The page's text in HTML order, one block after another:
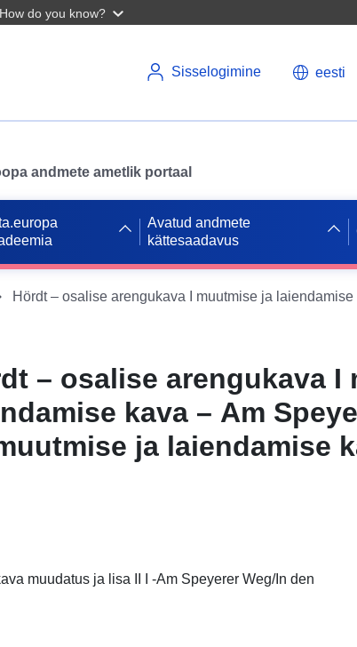
How do you know?
Sisselogimine eesti
andmete ametlik portaal
Avatud andmete
kättesaadavus
– osalise arengukava I
kava – Am
ja laiendamise
muudatus ja lisa II I -Am Speyerer Weg/In den